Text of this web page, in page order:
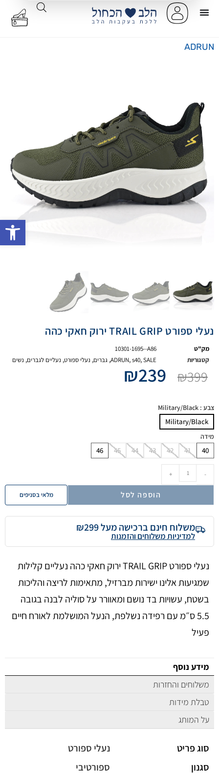
ADRUN
נעלי ספורט TRAIL GRIP ירוק חאקי כהה
מק"ט
10301-1695--A86
קטגוריות
ADRUN,s40,SALE
, גברים, נעלי ספורט, נעליים לגברים, נשים
₪399
₪239
צבע : Military/Black
Military/Black
מידה
40
41
42
43
44
45
46
-
+
הוספה לסל מלאי בסניפים
משלוח חינם ברכישה מעל ₪299
למדיניות משלוחים והזמנות
נעלי ספורט TRAIL GRIP ירוק חאקי כהה נעליים קלילות
שמגיעות אלינו ישירות מברזיל, מתאימות לריצה והליכות
בשטח, עשויות בד נושם ומאוורר על סוליה לבנה בגובה
5.5 ס״מ עם רפידה נשלפת, הנעל המושלמת לאורח חיים
פעיל
מידע נוסף
משלוחים והחזרות
טבלת מידות
על המותג
סוג פריט
נעלי ספורט
סגנון
ספורטיבי